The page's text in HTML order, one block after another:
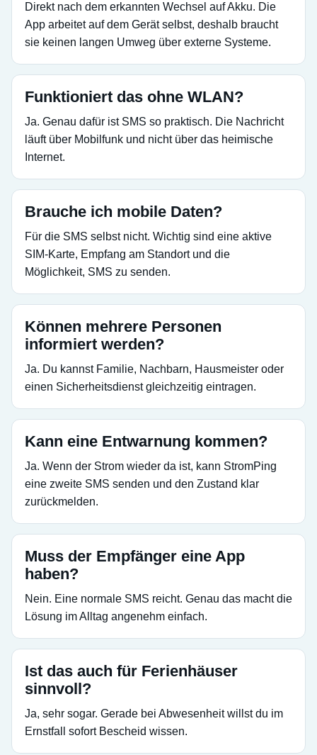
Direkt nach dem erkannten Wechsel auf Akku. Die
App arbeitet auf dem Gerät selbst, deshalb braucht
sie keinen langen Umweg über externe Systeme.
Funktioniert das ohne WLAN?
Ja. Genau dafür ist SMS so praktisch. Die Nachricht
läuft über Mobilfunk und nicht über das heimische
Internet.
Brauche ich mobile Daten?
Für die SMS selbst nicht. Wichtig sind eine aktive
SIM-Karte, Empfang am Standort und die
Möglichkeit, SMS zu senden.
Können mehrere Personen
informiert werden?
Ja. Du kannst Familie, Nachbarn, Hausmeister oder
einen Sicherheitsdienst gleichzeitig eintragen.
Kann eine Entwarnung kommen?
Ja. Wenn der Strom wieder da ist, kann StromPing
eine zweite SMS senden und den Zustand klar
zurückmelden.
Muss der Empfänger eine App
haben?
Nein. Eine normale SMS reicht. Genau das macht die
Lösung im Alltag angenehm einfach.
Ist das auch für Ferienhäuser
sinnvoll?
Ja, sehr sogar. Gerade bei Abwesenheit willst du im
Ernstfall sofort Bescheid wissen.